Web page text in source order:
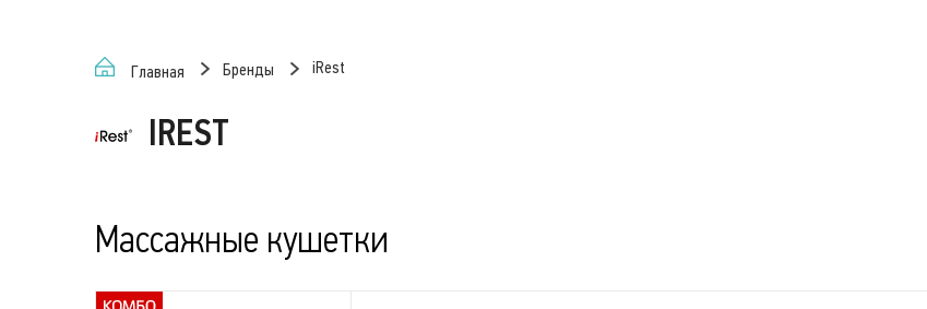
Главная Бренды iRest
IREST
Массажные кушетки